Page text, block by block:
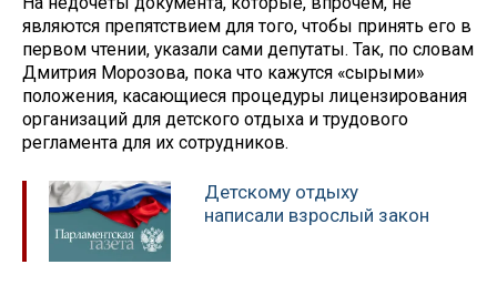
являются препятствием для того, чтобы принять его в
первом чтении, указали сами депутаты. Так, по словам
Дмитрия Морозова, пока что кажутся «сырыми»
положения, касающиеся процедуры лицензирования
организаций для детского отдыха и трудового
регламента для их сотрудников.
Детскому отдыху
написали взрослый закон